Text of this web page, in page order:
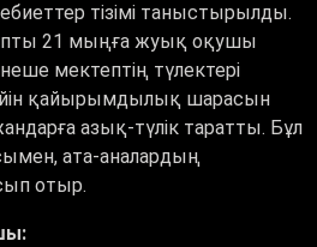
тізімі таныстырылды.
21 мыңға жуық оқушы
мектептің түлектері
қайырымдылық шарасын
азық-түлік таратты. Бұл
ата-аналардың
отыр.